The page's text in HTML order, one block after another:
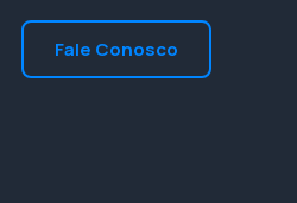
Fale Conosco